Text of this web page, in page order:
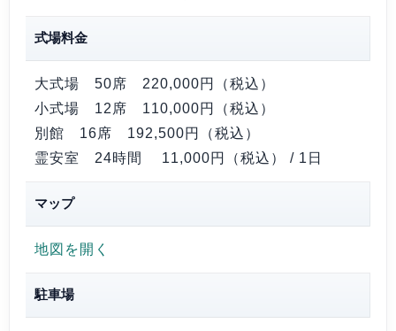
式場料金
大式場 50席 220,000円（税込）
小式場 12席 110,000円（税込）
別館 16席 192,500円（税込）
霊安室 24時間
11,000円（税込） / 1日
マップ
地図を開く
駐車場